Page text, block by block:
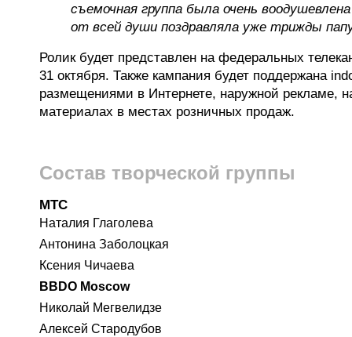
съемочная группа была очень
от всей души поздравляла уже трижды
Ролик будет представлен на федеральных
31 октября. Также кампания будет поддержана
размещениями в Интернете, наружной рекламе,
материалах в местах розничных продаж.
Состав творческой группы
МТС
Наталия Глаголева
Антонина Заболоцкая
Ксения Чичаева
BBDO Moscow
Николай Мегвелидзе
Алексей Стародубов